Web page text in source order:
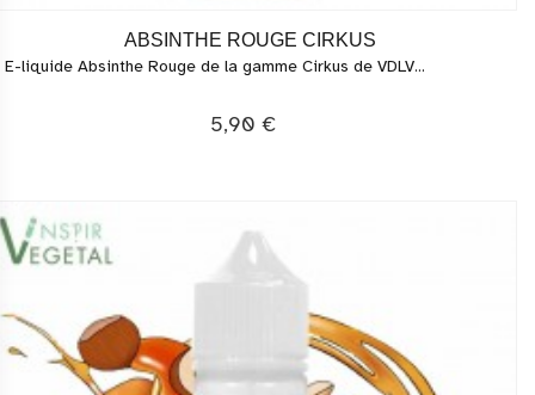
ABSINTHE ROUGE CIRKUS
E-liquide Absinthe Rouge de la gamme Cirkus de VDLV...
5,90 €